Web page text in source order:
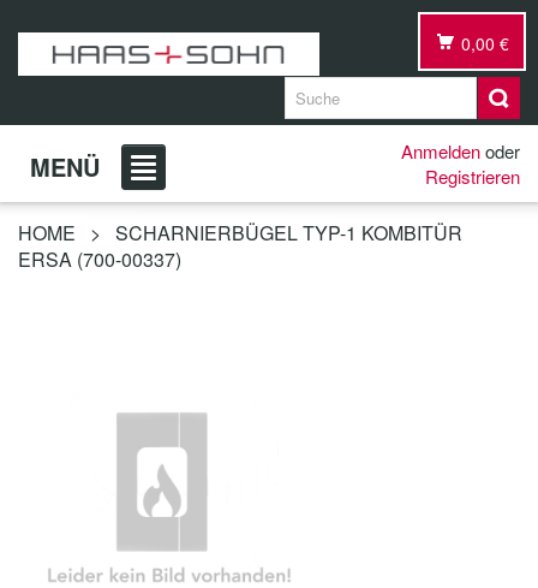
0,00 €
MENÜ Anmeldenoder
Registrieren
HOME >
SCHARNIERBÜGEL TYP-1 KOMBITÜR
ERSA (700-00337)